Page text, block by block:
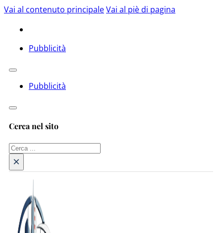
Vai al contenuto principaleVai al piè di pagina
Pubblicità
Pubblicità
Cerca nel sito
Cerca
×